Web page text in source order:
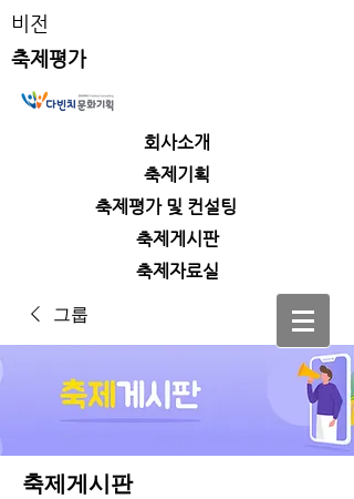
비전
축제평가
회사소개
​축제기획
​축제평가 및 컨설팅
​축제게시판
​축제자료실
그룹
축제게시판